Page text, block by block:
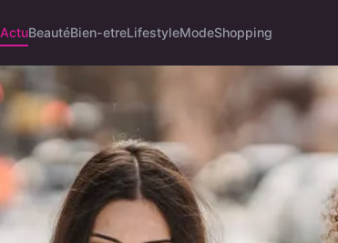
ActuBeautéBien-etreLifestyleModeShopping